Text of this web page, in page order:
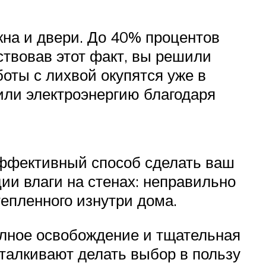
и двери. До 40% процентов
этот факт, вы решили
с лихвой окупятся уже в
электроэнергию благодаря
способ сделать ваш
влаги на стенах: неправильно
изнутри дома.
освобождение и тщательная
делать выбор в пользу